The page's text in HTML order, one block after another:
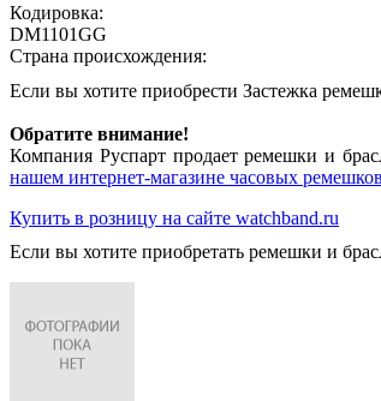
Кодировка:
DM1101GG
Страна происхождения:
Если вы хотите приобрести Застежка
Обратите внимание!
Компания Руспарт продает ремешки и
нашем интернет-магазине часовых
Купить в розницу на сайте watchband.ru
Если вы хотите приобретать ремешки и